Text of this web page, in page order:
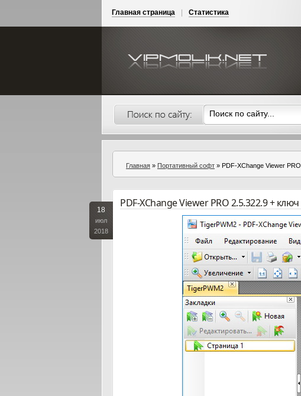
Главная страница Статистика
Главная » Портативный софт » PDF-XChange Viewer
18
июл
2018
PDF-XChange Viewer PRO 2.5.322.9 + ключ